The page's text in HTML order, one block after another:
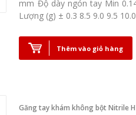
mm Độ dày ngón tay Min
Lượng (g) ± 0.3 8.5 9.0 9.5
Thêm vào giỏ hàng
Găng tay khám không bột Nitrile